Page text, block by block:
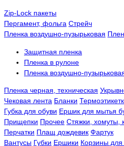
Zip-Lock пакеты
Пергамент, фольга Стрейч
Пленка воздушно-пузырьковая
Защитная пленка
Пленка в рулоне
Пленка воздушно-
Пленка черная, техническая
Чековая лента Бланки
Губка для обуви Ершик для мытья
Прищепки Прочее Стяжки, хомуты,
Перчатки Плащ дождевик Фартук
Вантусы Губки Ершики Корзины